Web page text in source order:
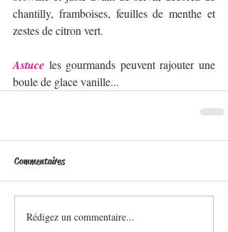
chantilly, framboises, feuilles de menthe et
zestes de citron vert.
Astuce les gourmands peuvent rajouter une
boule de glace vanille...
Commentaires
Rédigez un commentaire...